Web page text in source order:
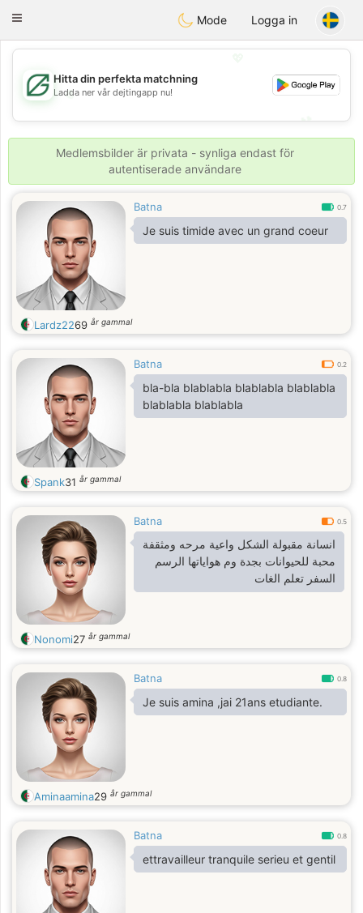
GulfDating
Toggle
Mode Logga in
💖
💕
Hitta din perfekta matchning
Ladda ner vår dejtingapp nu!
Medlemsbilder är privata - synliga endast för
autentiserade användare
Batna 0.7
Je suis timide avec un grand coeur
Lardz2269 år gammal
Batna 0.2
bla-bla blablabla blablabla blablabla
blablabla blablabla
Spank31 år gammal
Batna 0.5
انسانة مقبولة الشكل واعية مرحه ومثقفة
محبة للحيوانات بجدة وم هواياتها الرسم
السفر تعلم الغات
Nonomi27 år gammal
Batna 0.8
Je suis amina ,jai 21ans etudiante.
Aminaamina29 år gammal
Batna 0.8
ettravailleur tranquile serieu et gentil